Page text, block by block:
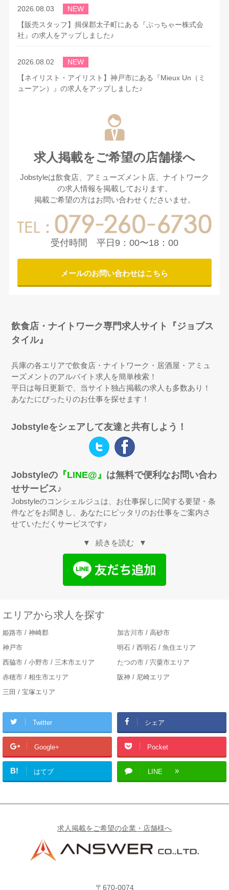
2026.08.03
NEW
【販売スタッフ】揖保郡太子町にある『ぶっちゃー株式会
社』の求人をアップしました♪
2026.08.02
NEW
【ネイリスト・アイリスト】神戸市にある『Mieux Un（ミ
ューアン）』の求人をアップしました♪
【ホール・調理補助スタッフ】姫路市にある『バーグの名に
懸けて』の求人をアップしました♪
【軽作業】たつの市にある『河津製麺所』の求人をアップし
ました♪
2026.07.13
【カウンターレディ】神戸市須磨区にある『Bar 102（イチ
マルニ）』の求人をアップしました♪
2026.07.10
【カウンターレディ】三宮にある『白石』の求人をアップし
2026.07.10
【ホールスタッフ】福崎町にある『天下一品 福崎店』の求
2026.07.08
【フロアレディ】姫路市にある『Feliz -フェリス-』の求人
求人掲載をご希望の店舗様へ
Jobstyleは飲食店、アミューズメント店、ナイトワーク
の求人情報を掲載しております。
掲載ご希望の方はお問い合わせくださいませ。
受付時間 平日9：00〜18：00
メールのお問い合わせはこちら
飲食店・ナイトワーク専門求人サイト『ジョブス
タイル』
兵庫の各エリアで飲食店・ナイトワーク・居酒屋・アミュ
ーズメントのアルバイト求人を簡単検索！
平日は毎日更新で、当サイト独占掲載の求人も多数あり！
あなたにぴったりのお仕事を探せます！
Jobstyleをシェアして友達と共有しよう！
Jobstyleの 『LINE@』 は無料で便利なお問い合わ
せサービス♪
Jobstyleのコンシェルジュは、お仕事探しに関する要望・条
件などをお聞きし、あなたにピッタリのお仕事をご案内さ
せていただくサービスです♪
続きを読む
エリアから求人を探す
姫路市 / 神崎郡
加古川市 / 高砂市
神戸市
明石 / 西明石 / 魚住エリア
西脇市 / 小野市 / 三木市エリア
たつの市 / 宍粟市エリア
赤穂市 / 相生市エリア
阪神 / 尼崎エリア
三田 / 宝塚エリア
Twitter シェア
Google+ Pocket
B! はてブ LINE
求人掲載をご希望の企業・店舗様へ
〒670-0074